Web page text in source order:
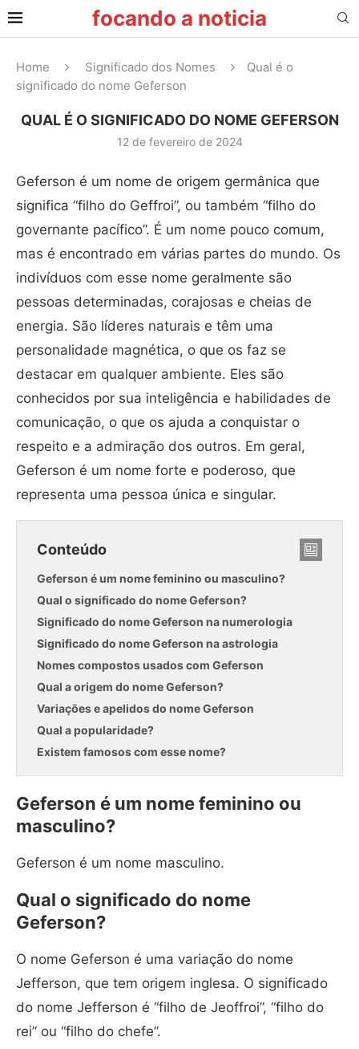
focando a noticia
Home Significado dos Nomes
Qual é o
significado do nome Geferson
QUAL É O SIGNIFICADO DO NOME GEFERSON
12 de fevereiro de 2024
Geferson é um nome de origem germânica que
significa “filho do Geffroi”, ou também “filho do
governante pacífico”. É um nome pouco comum,
mas é encontrado em várias partes do mundo. Os
indivíduos com esse nome geralmente são
pessoas determinadas, corajosas e cheias de
energia. São líderes naturais e têm uma
personalidade magnética, o que os faz se
destacar em qualquer ambiente. Eles são
conhecidos por sua inteligência e habilidades de
comunicação, o que os ajuda a conquistar o
respeito e a admiração dos outros. Em geral,
Geferson é um nome forte e poderoso, que
representa uma pessoa única e singular.
Conteúdo
Geferson é um nome feminino ou masculino?
Qual o significado do nome Geferson?
Significado do nome Geferson na numerologia
Significado do nome Geferson na astrologia
Nomes compostos usados com Geferson
Qual a origem do nome Geferson?
Variações e apelidos do nome Geferson
Qual a popularidade?
Existem famosos com esse nome?
Geferson é um nome feminino ou
masculino?
Geferson é um nome masculino.
Qual o significado do nome
Geferson?
O nome Geferson é uma variação do nome
Jefferson, que tem origem inglesa. O significado
do nome Jefferson é “filho de Jeoffroi”, “filho do
rei” ou “filho do chefe”.